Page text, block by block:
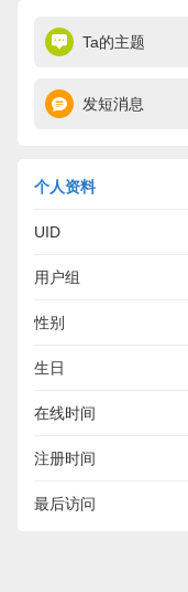
Ta的主题
发短消息
个人资料
UID
用户组
性别
生日
在线时间
注册时间
最后访问